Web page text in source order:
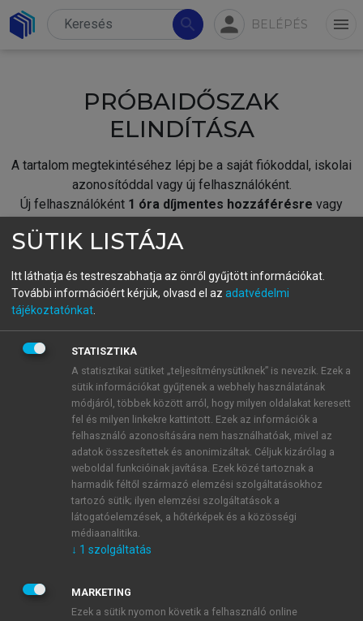
search person BELÉPÉS menu
PRÓBAIDŐSZAK
ELINDÍTÁSA
A tartalom megtekintéséhez lépj be a saját fiókoddal, iskolai
azonosítóddal vagy új felhasználóként.
Új felhasználóként 1 óra díjmentes hozzáférésre vagy
fiókoddal,vagy hozz létre új fiókot.
A regisztráció után apróbaidőszakautomatikusan
BELÉPÉS SAJÁT FIÓKKAL
ÚJ FIÓK LÉTREHOZÁSA
1 óra díjmentes hozzáférés
E-MAIL-CÍM
JELSZÓ
SÜTIK LISTÁJA
Itt láthatja és testreszabhatja az önről gyűjtött információkat.
További információért kérjük, olvasd el az adatvédelmi
tájékoztatónkat
STATISZTIKA
A statisztikai sütiket „teljesítménysütiknek” is nevezik. Ezek a
sütik információkat gyűjtenek a webhely használatának
módjáról, többek között arról, hogy milyen oldalakat keresett
fel és milyen linkekre kattintott. Ezek az információk a
felhasználó azonosítására nem használhatóak, mivel az
adatok összesítettek és anonimizáltak. Céljuk kizárólag a
weboldal funkcióinak javítása. Ezek közé tartoznak a
harmadik féltől származó elemzési szolgáltatásokhoz
tartozó sütik; ilyen elemzési szolgáltatások a
látogatóelemzések, a hőtérképek és a közösségi
médiaanalitika.
↓ 1 szolgáltatás
MARKETING
Ezek a sütik nyomon követik a felhasználó online